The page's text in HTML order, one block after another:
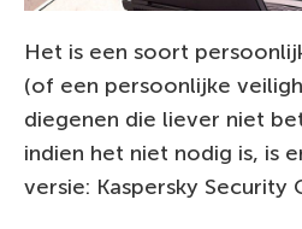
Het is een soort
(of een persoonlijke
diegenen die liever niet
indien het niet nodig is, is
versie: Kaspersky Security